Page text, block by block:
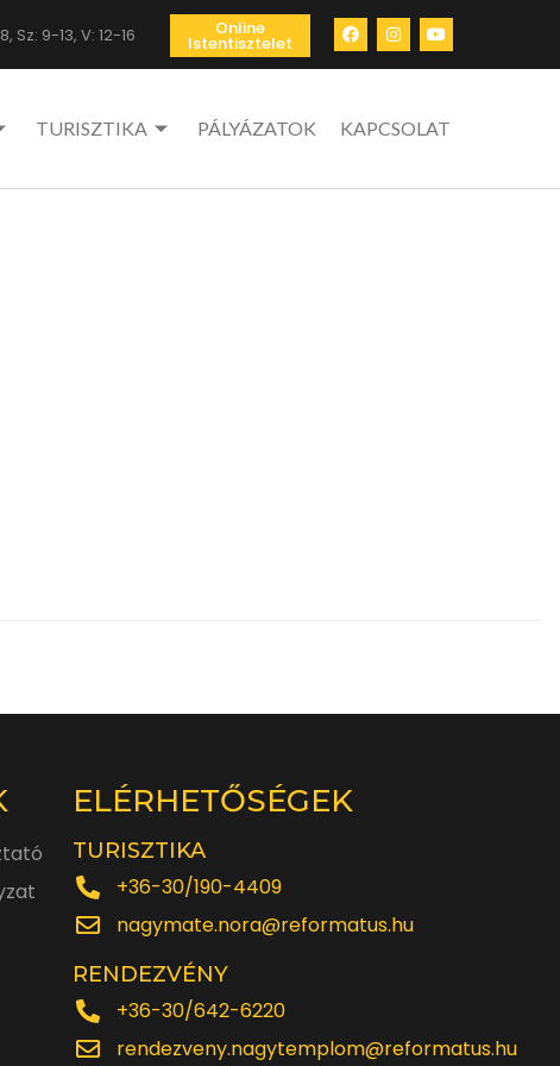
Sz: 9-13, V: 12-16 Online
Istentisztelet
TURISZTIKA PÁLYÁZATOK KAPCSOLAT
ELÉRHETŐSÉGEK
TURISZTIKA
+36-30/190-4409
nagymate.nora@reformatus.hu
RENDEZVÉNY
+36-30/642-6220
rendezveny.nagytemplom@reformatus.hu